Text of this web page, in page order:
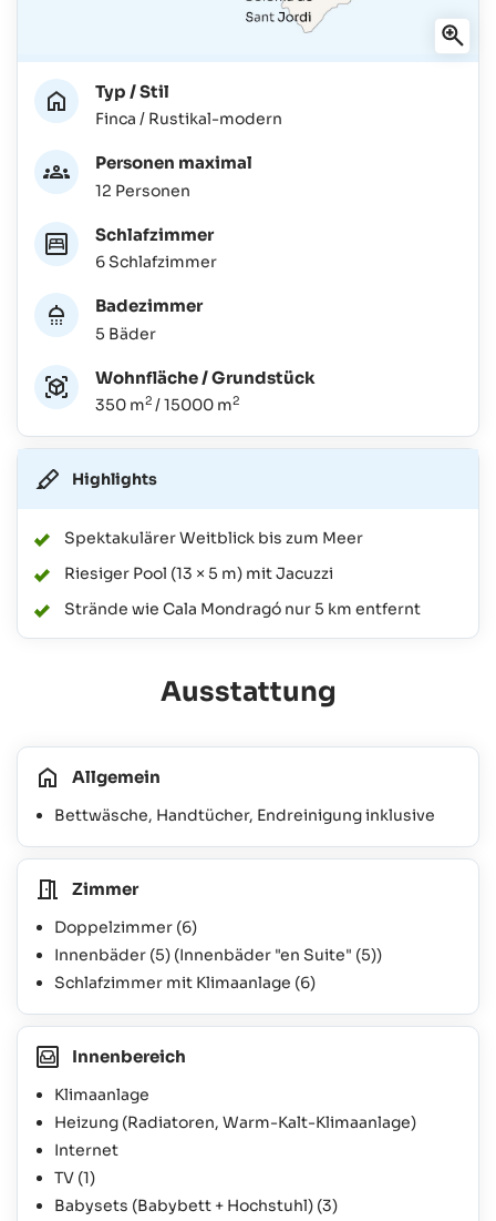
Typ / Stil
Finca / Rustikal-modern
Personen maximal
12 Personen
Schlafzimmer
6 Schlafzimmer
Badezimmer
5 Bäder
Wohnfläche / Grundstück
350 m2 / 15000 m2
Highlights
Spektakulärer Weitblick bis zum Meer
Riesiger Pool (13 × 5 m) mit Jacuzzi
Strände wie Cala Mondragó nur 5 km entfernt
Ausstattung
Allgemein
Bettwäsche, Handtücher, Endreinigung inklusive
Zimmer
Doppelzimmer (6)
Innenbäder (5) (Innenbäder "en Suite" (5))
Schlafzimmer mit Klimaanlage (6)
Innenbereich
Klimaanlage
Heizung (Radiatoren, Warm-Kalt-Klimaanlage)
Internet
TV (1)
Babysets (Babybett + Hochstuhl) (3)